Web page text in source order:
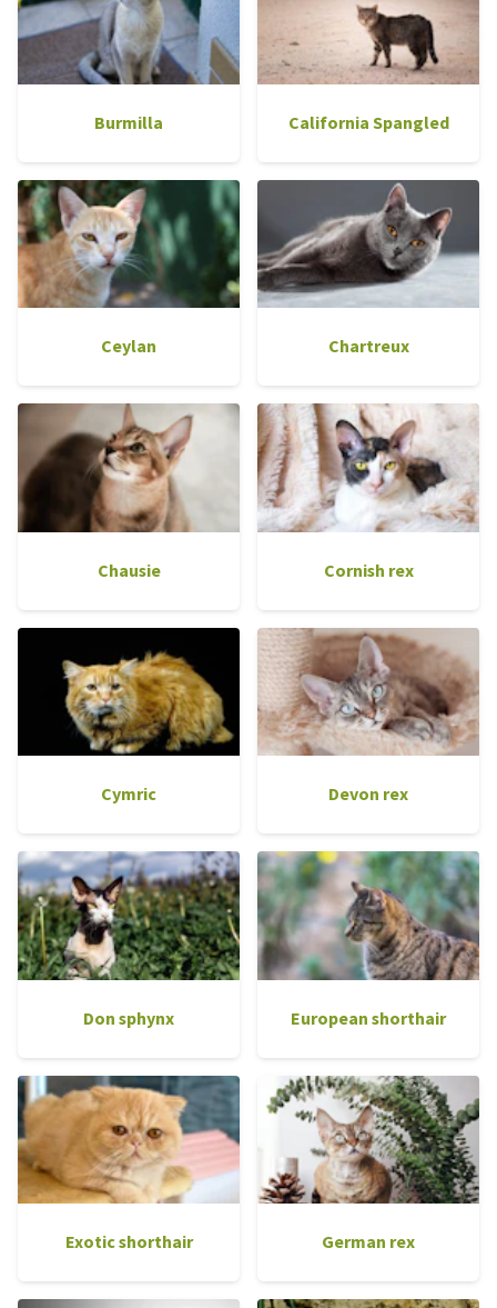
Burmilla California Spangled
Ceylan Chartreux
Chausie Cornish rex
Cymric Devon rex
Don sphynx European shorthair
Exotic shorthair German rex